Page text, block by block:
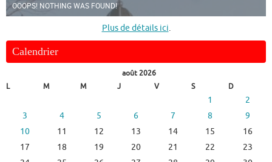
OOOPS! NOTHING WAS FOUND!
Plus de détails ici.
Calendrier
août 2026
L
M M J V S D
1
2
3
4 5 6 7 8
9
10
11 12 13 14 15
16
17
18 19 20 21 22
23